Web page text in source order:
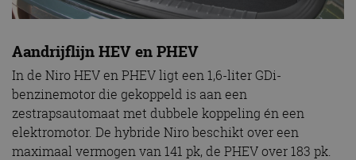
Aandrijflijn HEV en PHEV
In de Niro HEV en PHEV ligt een 1,6-liter GDi-
benzinemotor die gekoppeld is aan een
zestrapsautomaat met dubbele koppeling én een
elektromotor. De hybride Niro beschikt over een
maximaal vermogen van 141 pk, de PHEV over 183 pk.